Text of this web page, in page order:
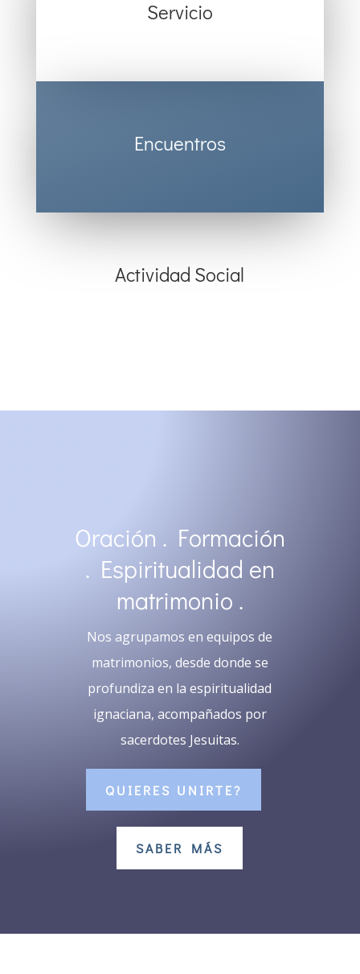
Servicio
Encuentros
Actividad Social
Oración . Formación
. Espiritualidad en
matrimonio .
Nos agrupamos en equipos de
matrimonios, desde donde se
profundiza en la espiritualidad
ignaciana, acompañados por
sacerdotes Jesuitas.
QUIERES UNIRTE?
SABER MÁS